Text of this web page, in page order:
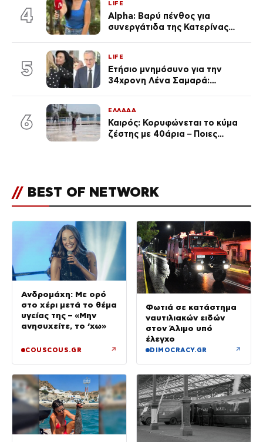
4
LIFE
Alpha: Βαρύ πένθος για
συνεργάτιδα της Κατερίνας
του Θεού»
5
LIFE
Ετήσιο μνημόσυνο για την
34χρονη Λένα Σαμαρά:
6
ΕΛΛΑΔΑ
Καιρός: Κορυφώνεται το κύμα
ζέστης με 40άρια – Ποιες
// BEST OF NETWORK
Ανδρομάχη: Με ορό
στο χέρι μετά το θέμα
υγείας της – «Μην
ανησυχείτε, το ‘χω»
COUSCOUS.GR ↗
Φωτιά σε κατάστημα
ναυτιλιακών ειδών
στον Άλιμο υπό
έλεγχο
DIMOCRACY.GR ↗